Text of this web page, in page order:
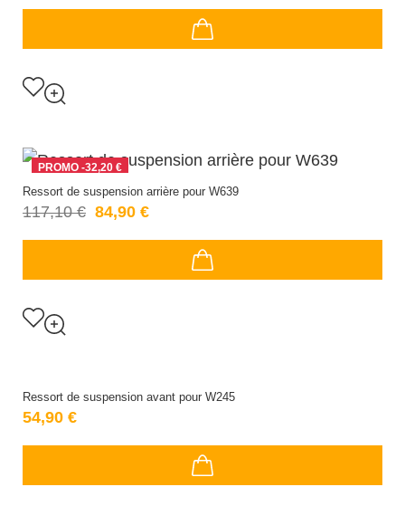
PROMO -32,20 €
Ressort de suspension arrière pour W639
117,10 € 84,90 €
Ressort de suspension avant pour W245
54,90 €